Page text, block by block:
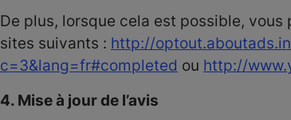
De plus, lorsque cela est possible,
sites suivants : http://
c=3&lang=fr#completed ou http://
4. Mise à jour de l’avis